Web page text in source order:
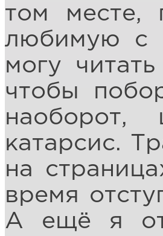
том месте,
любимую с
могу
чтобы
катарсис.
на
время
А ещё я